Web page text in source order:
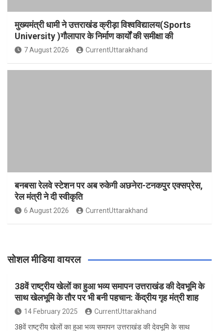
मुख्यमंत्री धामी ने उत्तराखंड क्रीड़ा विश्वविद्यालय(Sports
University )गौलापार के निर्माण कार्यों की समीक्षा की
7 August 2026 CurrentUttarakhand
बनबसा रेलवे स्टेशन पर अब रुकेगी अछनेरा-टनकपुर एक्सप्रेस,
रेल मंत्री ने दी स्वीकृति
6 August 2026 CurrentUttarakhand
सोशल मीडिया वायरल
38वें राष्ट्रीय खेलों का हुआ भव्य समापन उत्तराखंड की देवभूमि के
साथ खेलभूमि के तौर पर भी बनी पहचान: केंद्रीय गृह मंत्री शाह
14 February 2025 CurrentUttarakhand
38वें राष्ट्रीय खेलों का हुआ भव्य समापन उत्तराखंड की देवभूमि के साथ